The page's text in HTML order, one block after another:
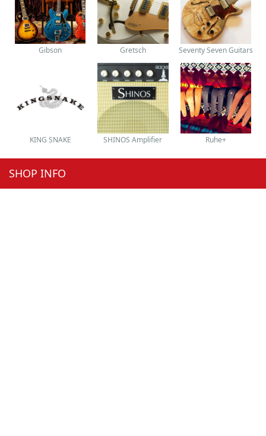
Gibson Gretsch Seventy Seven Guitars
KING SNAKE SHINOS Amplifier Ruhe+
SHOP INFO